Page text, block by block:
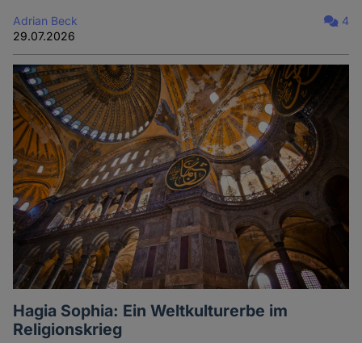
Adrian Beck
29.07.2026
4
Hagia Sophia: Ein Weltkulturerbe im
Religionskrieg